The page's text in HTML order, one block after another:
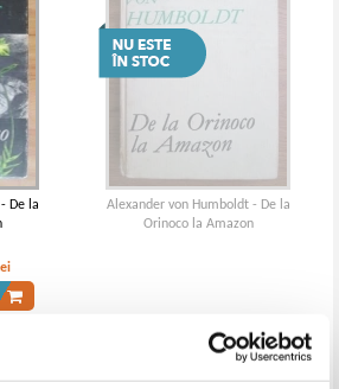
De la
Alexander von Humboldt - De la
Orinoco la Amazon